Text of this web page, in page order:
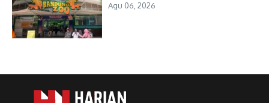
Agu 06, 2026